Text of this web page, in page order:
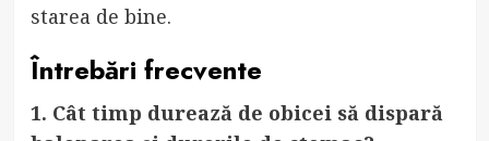
starea de bine.
Întrebări frecvente
1. Cât timp durează de obicei să dispară